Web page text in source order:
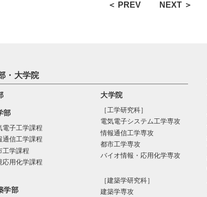
＜ PREV NEXT ＞
・大学院
部
電子工学課程
通信工学課程
工学課程
応用化学課程
学部
大学院
［工学研究科］
電気電⼦システム⼯学専攻
情報通信⼯学専攻
都市⼯学専攻
バイオ情報・応⽤化学専攻
［建築学研究科］
建築学専攻